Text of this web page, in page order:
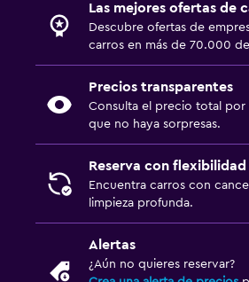
Las mejores ofertas de
Descubre ofertas de
carros en más de 70.000
Precios transparentes
Consulta el precio total por
que no haya sorpresas.
Reserva con flexibilidad
Encuentra carros con
limpieza profunda.
Alertas
¿Aún no quieres reservar?